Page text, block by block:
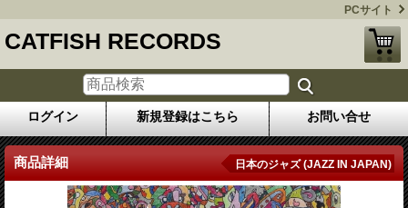
PCサイト
CATFISH RECORDS
ログイン 新規登録はこちら お問い合せ
商品詳細 日本のジャズ (JAZZ IN JAPAN)